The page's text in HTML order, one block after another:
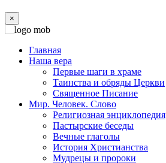
×
Главная
Наша вера
Первые шаги в храме
Таинства и обряды Церкви
Священное Писание
Мир. Человек. Слово
Религиозная энциклопедия
Пастырские беседы
Вечные глаголы
История Христианства
Мудрецы и пророки